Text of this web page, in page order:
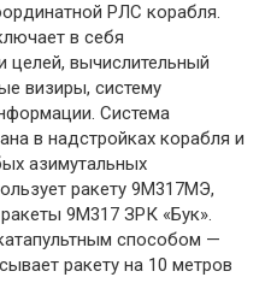
РЛС корабля.
в себя
целей, вычислительный
визиры, систему
Система
в надстройках корабля и
азимутальных
ракету 9М317МЭ,
9М317 ЗРК «Бук».
способом —
ракету на 10 метров